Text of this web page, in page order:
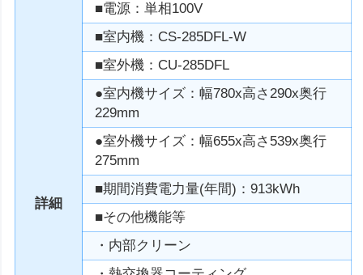
詳細
■電源：単相100V
■室内機：CS-285DFL-W
■室外機：CU-285DFL
●室内機サイズ：幅780x高さ290x奥行
229mm
●室外機サイズ：幅655x高さ539x奥行
275mm
■期間消費電力量(年間)：913kWh
■その他機能等
・内部クリーン